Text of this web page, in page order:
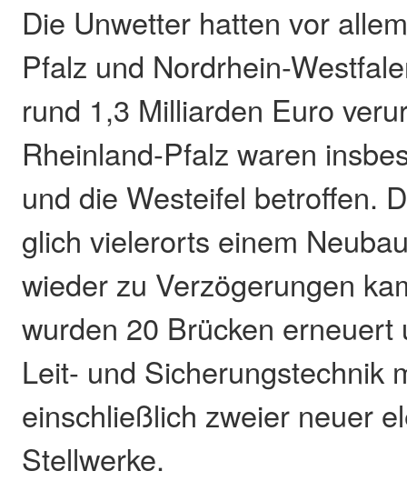
Die Unwetter hatten vor
Pfalz und Nordrhein-
rund 1,3 Milliarden Euro
Rheinland-Pfalz waren
und die Westeifel betroffen.
glich vielerorts einem
wieder zu Verzögerungen
wurden 20 Brücken erneuert
Leit- und Sicherungstechnik
einschließlich zweier neuer
Stellwerke.